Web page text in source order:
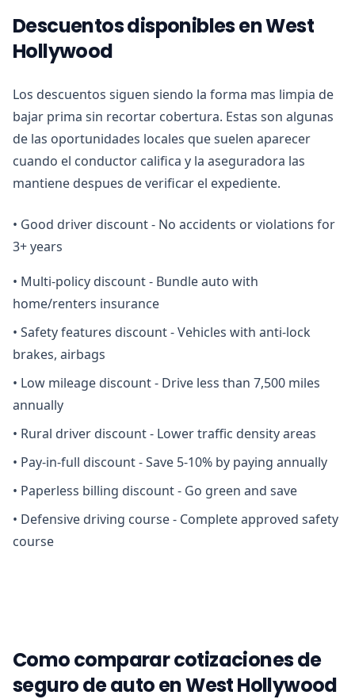
Descuentos disponibles en West
Hollywood
Los descuentos siguen siendo la forma mas limpia de
bajar prima sin recortar cobertura. Estas son algunas
de las oportunidades locales que suelen aparecer
cuando el conductor califica y la aseguradora las
mantiene despues de verificar el expediente.
• Good driver discount - No accidents or violations for
3+ years
• Multi-policy discount - Bundle auto with
home/renters insurance
• Safety features discount - Vehicles with anti-lock
brakes, airbags
• Low mileage discount - Drive less than 7,500 miles
annually
• Rural driver discount - Lower traffic density areas
• Pay-in-full discount - Save 5-10% by paying annually
• Paperless billing discount - Go green and save
• Defensive driving course - Complete approved safety
course
Como comparar cotizaciones de
seguro de auto en West Hollywood